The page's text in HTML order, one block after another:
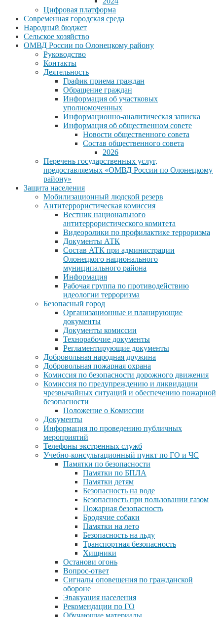
Цифровая платформа
Современная городская среда
Народный бюджет
Сельское хозяйство
ОМВД России по Олонецкому району
Руководство
Контакты
Деятельность
График приема граждан
Обращение граждан
Информация об участковых
уполномоченных
Информационно-аналитическая записка
Информация об общественном совете
Новости общественного совета
Состав общественного совета
2026
Перечень государственных услуг,
предоставляемых «ОМВД России по Олонецкому
району»
Защита населения
Мобилизационный людской резерв
Антитеррористическая комиссия
Вестник национального
антитеррористического комитета
Видеоролики по профилактике терроризма
Документы АТК
Состав АТК при администрации
Олонецкого национального
муниципального района
Информация
Рабочая группа по противодействию
идеологии терроризма
Безопасный город
Организационные и планирующие
документы
Документы комиссии
Технорабочие документы
Регламентирующие документы
Добровольная народная дружина
Добровольная пожарная охрана
Комиссия по безопасности дорожного движения
Комиссия по предупреждению и ликвидации
чрезвычайных ситуаций и обеспечению пожарной
безопасности
Положение о Комиссии
Документы
Информация по проведению публичных
мероприятий
Телефоны экстренных служб
Учебно-консультационный пункт по ГО и ЧС
Памятки по безопасности
Памятки по БПЛА
Памятки детям
Безопасность на воде
Безопасность при пользовании газом
Пожарная безопасность
Бродячие собаки
Памятки на лето
Безопасность на льду
Транспортная безопасность
Хищники
Останови огонь
Вопрос-ответ
Сигналы оповещения по гражданской
обороне
Эвакуация населения
Рекомендации по ГО
Обучающие материалы